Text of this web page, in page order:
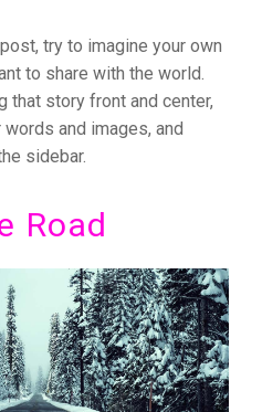
try to imagine your own
to share with the world.
that story front and center,
and images, and
sidebar.
Road